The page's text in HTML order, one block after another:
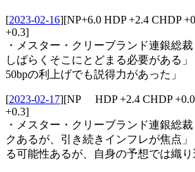
[2023-02-16][NP+6.0 HDP +2.4 CHDP
+0.3]
・メスター・クリーブランド連銀総
しばらくそこにとどまる必要がある
50bpの利上げでも説得力があった」
[2023-02-17][NP HDP +2.4 CHDP +0.0
+0.3]
・メスター・クリーブランド連銀総
クあるが、引き続きインフレが焦点
る可能性あるが、自身の予想では織り